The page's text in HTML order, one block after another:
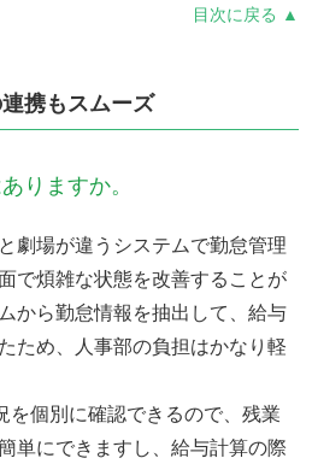
目次に戻る ▲
携もスムーズ
りますか。
劇場が違うシステムで勤怠管理
で煩雑な状態を改善することが
から勤怠情報を抽出して、給与
ため、人事部の負担はかなり軽
を個別に確認できるので、残業
単にできますし、給与計算の際